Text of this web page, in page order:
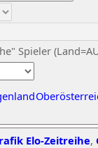
Spieler
Elo-Zeitreihe,